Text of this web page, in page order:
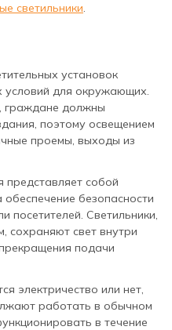
светильники.
установок
условий для окружающих.
граждане должны
поэтому освещением
проемы, выходы из
представляет собой
безопасности
посетителей. Светильники,
сохраняют свет внутри
подачи
электричество или нет,
работать в обычном
в течение